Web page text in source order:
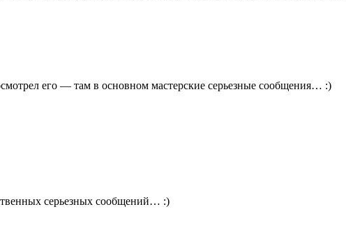
его — там в основном мастерские серьезные сообщения… :)
серьезных сообщений… :)